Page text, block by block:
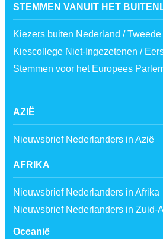
STEMMEN VANUIT HET
Kiezers buiten Nederland /
Kiescollege Niet-Ingezetenen /
Stemmen voor het Europees
AZIË
Nieuwsbrief Nederlanders in Azië
AFRIKA
Nieuwsbrief Nederlanders in Afrika
Nieuwsbrief Nederlanders in Zuid-
Oceanië